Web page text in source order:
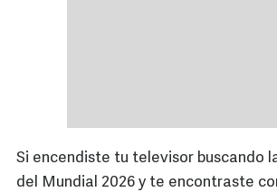
Si encendiste tu televisor buscando
del Mundial 2026 y te encontraste